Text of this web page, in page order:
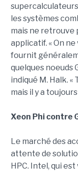
les systèmes
mais ne retrouve
applicatif. « On ne
fournit
quelques noeuds
indiqué M. Halk. «
mais il y a
Xeon Phi contre
Le marché des
attente de
HPC. Intel, qui